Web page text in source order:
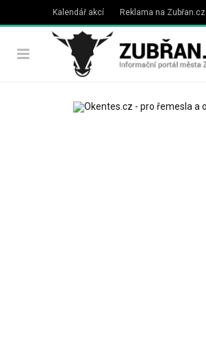
Kalendář akcí Reklama na Zubřan.cz